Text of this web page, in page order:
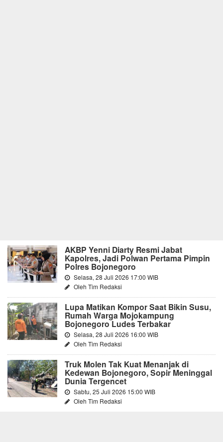
AKBP Yenni Diarty Resmi Jabat
Kapolres, Jadi Polwan Pertama Pimpin
Polres Bojonegoro
Selasa, 28 Juli 2026 17:00 WIB
Oleh Tim Redaksi
Lupa Matikan Kompor Saat Bikin Susu,
Rumah Warga Mojokampung
Bojonegoro Ludes Terbakar
Selasa, 28 Juli 2026 16:00 WIB
Oleh Tim Redaksi
Truk Molen Tak Kuat Menanjak di
Kedewan Bojonegoro, Sopir Meninggal
Dunia Tergencet
Sabtu, 25 Juli 2026 15:00 WIB
Oleh Tim Redaksi